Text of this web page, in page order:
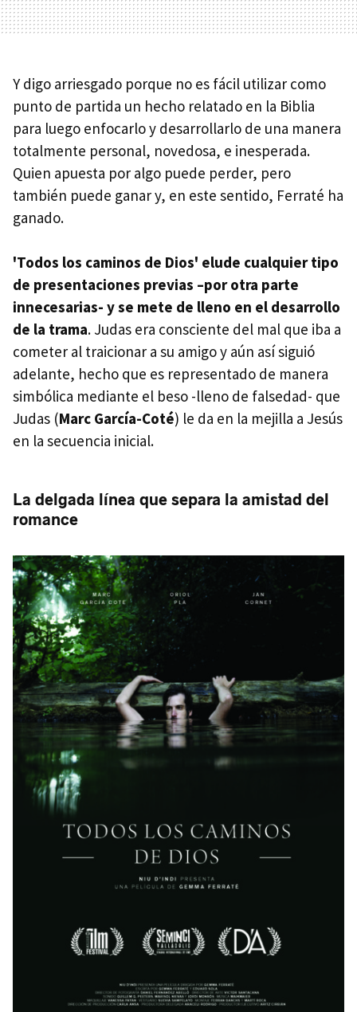
Y digo arriesgado porque no es fácil utilizar como
punto de partida un hecho relatado en la Biblia
para luego enfocarlo y desarrollarlo de una manera
totalmente personal, novedosa, e inesperada.
Quien apuesta por algo puede perder, pero
también puede ganar y, en este sentido, Ferraté ha
ganado.
'Todos los caminos de Dios' elude cualquier tipo
de presentaciones previas –por otra parte
innecesarias- y se mete de lleno en el desarrollo
de la trama. Judas era consciente del mal que iba a
cometer al traicionar a su amigo y aún así siguió
adelante, hecho que es representado de manera
simbólica mediante el beso -lleno de falsedad- que
Judas (Marc García-Coté) le da en la mejilla a Jesús
en la secuencia inicial.
La delgada línea que separa la amistad del
romance